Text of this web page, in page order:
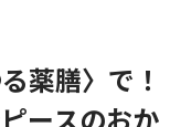
薬膳〉で！
ースのおか